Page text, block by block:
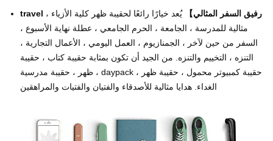
travel رفيق السفر المثالي】
يُعد خيارًا رائعًا لحقيبة ظهر كلية الأزياء ،
مثالية للمدرسة ، الجامعة ، الحرم الجامعي ، عطلة نهاية الأسبوع ،
السفر من حين لآخر ، الجمنازيوم ، العمل اليومي ، الأعمال التجارية ،
التنزه ، التخييم والتنزه. من الجيد أن تكون بمثابة حقيبة كتاب ، حقيبة
ظهر ، حقيبة مدرسية ، daypack ، حقيبة كمبيوتر محمول ، حقيبة ظهر
الغداء. هدايا مثالية للأصدقاء والفتيان والفتيات والمراهقين